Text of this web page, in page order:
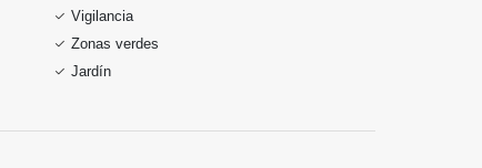
Vigilancia
Zonas verdes
Jardín